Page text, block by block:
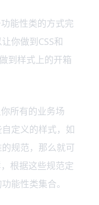
能性类的方式完
你做到CSS和
到样式上的开箱
所有的业务场
定义的样式，如
规范，那么就可
根据这些规范定
能性类集合。